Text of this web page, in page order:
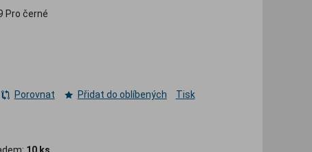
Pro černé
Porovnat Přidat do oblíbených Tisk